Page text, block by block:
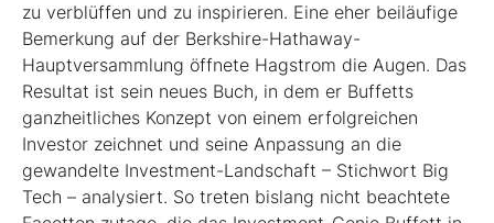
zu verblüffen und zu inspirieren. Eine eher beiläufige
Bemerkung auf der Berkshire-Hathaway-
Hauptversammlung öffnete Hagstrom die Augen. Das
Resultat ist sein neues Buch, ­in dem er Buffetts
ganzheitliches Konzept von einem erfolgreichen
Investor zeichnet und seine Anpassung an die
gewandelte Investment-Landschaft – Stichwort Big
Tech – analysiert. So treten bislang nicht beachtete